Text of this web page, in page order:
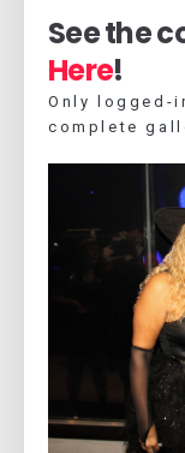
See the
Here!
Only logged-
complete